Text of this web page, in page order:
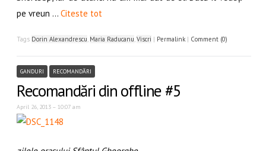
pe vreun … Citeste tot
Tags Dorin Alexandrescu, Maria Raducanu,Viscri | Permalink | Comment (0)
GANDURI RECOMANDĂRI
Recomandări din offline #5
April 26, 2013 – 10:07 am